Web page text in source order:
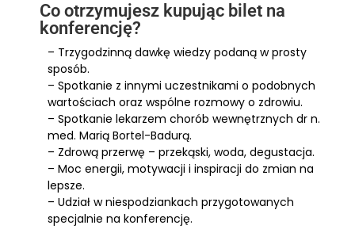
Co otrzymujesz kupując bilet na
konferencję?
– Trzygodzinną dawkę wiedzy podaną w prosty
sposób.
– Spotkanie z innymi uczestnikami o podobnych
wartościach oraz wspólne rozmowy o zdrowiu.
– Spotkanie lekarzem chorób wewnętrznych dr n.
med. Marią Bortel-Badurą.
– Zdrową przerwę – przekąski, woda, degustacja.
– Moc energii, motywacji i inspiracji do zmian na
lepsze.
– Udział w niespodziankach przygotowanych
specjalnie na konferencję.